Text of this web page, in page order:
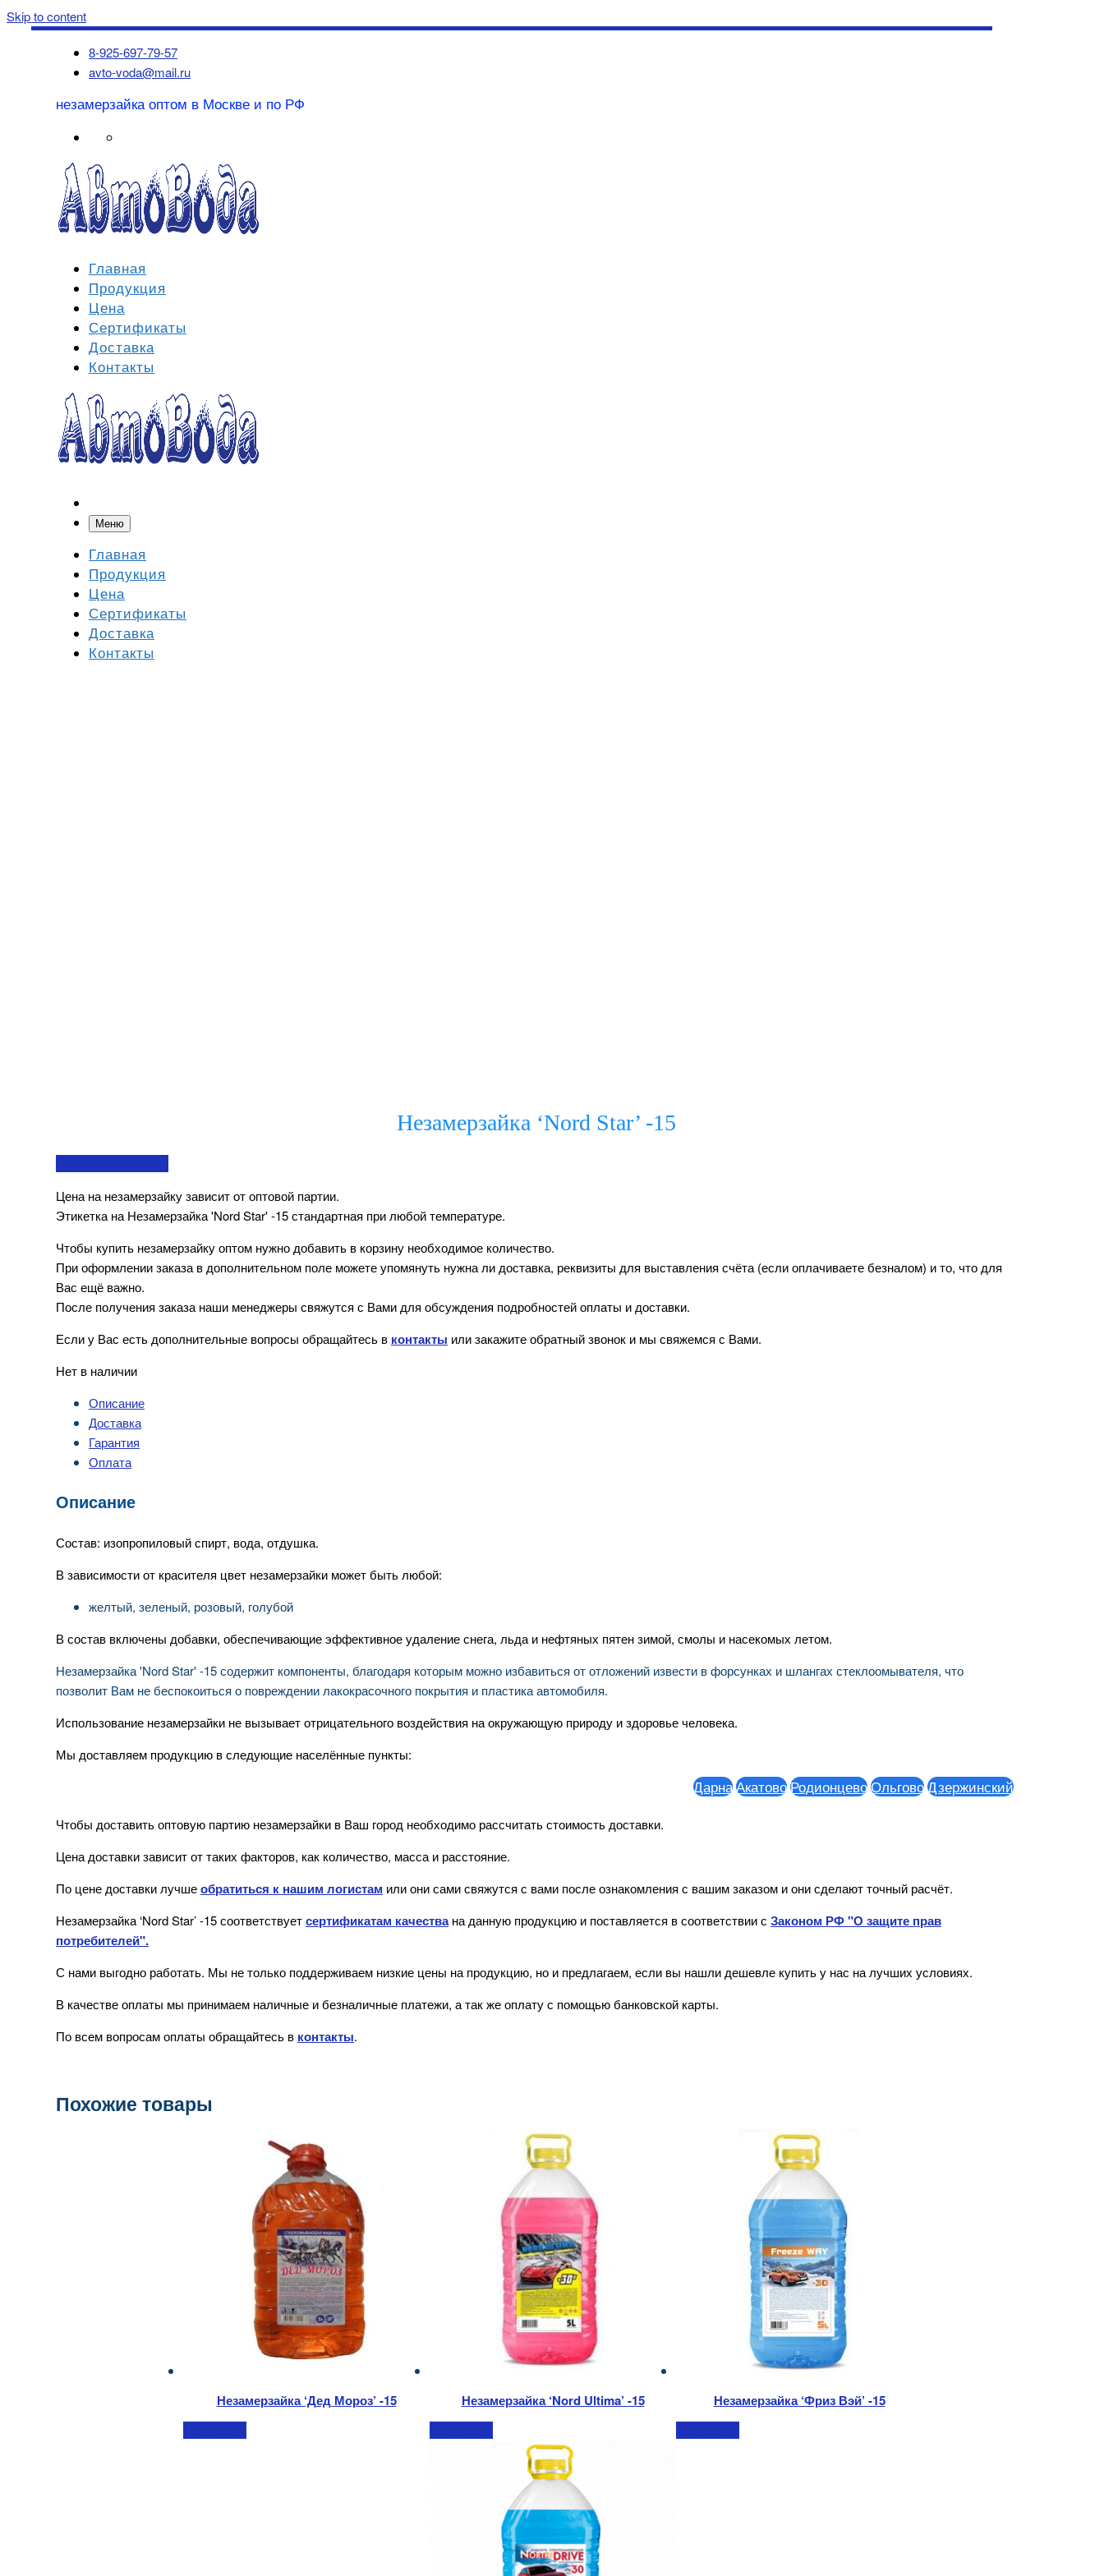
Skip to content
8-925-697-79-57
avto-voda@mail.ru
незамерзайка оптом в Москве и по РФ
Главная
Продукция
Цена
Сертификаты
Доставка
Контакты
Меню
Главная
Продукция
Цена
Сертификаты
Доставка
Контакты
Незамерзайка ‘Nord Star’ -15
Цена на незамерзайку зависит от оптовой партии.
Этикетка на Незамерзайка 'Nord Star' -15 стандартная при любой температуре.
Чтобы купить незамерзайку оптом нужно добавить в корзину необходимое количество.
При оформлении заказа в дополнительном поле можете упомянуть нужна ли доставка, реквизиты для выставления счёта (если оплачиваете безналом) и то, что для
Вас ещё важно.
После получения заказа наши менеджеры свяжутся с Вами для обсуждения подробностей оплаты и доставки.
Если у Вас есть дополнительные вопросы обращайтесь в контакты или закажите обратный звонок и мы свяжемся с Вами.
Нет в наличии
Описание
Доставка
Гарантия
Оплата
Описание
Состав: изопропиловый спирт, вода, отдушка.
В зависимости от красителя цвет незамерзайки может быть любой:
желтый, зеленый, розовый, голубой
В состав включены добавки, обеспечивающие эффективное удаление снега, льда и нефтяных пятен зимой, смолы и насекомых летом.
Незамерзайка 'Nord Star' -15 содержит компоненты, благодаря которым можно избавиться от отложений извести в форсунках и шлангах стеклоомывателя, что
позволит Вам не беспокоиться о повреждении лакокрасочного покрытия и пластика автомобиля.
Использование незамерзайки не вызывает отрицательного воздействия на окружающую природу и здоровье человека.
Мы доставляем продукцию в следующие населённые пункты:
ДарнаАкатовоРодионцевоОльговоДзержинскийПешково
Чтобы доставить оптовую партию незамерзайки в Ваш город необходимо рассчитать стоимость доставки.
Цена доставки зависит от таких факторов, как количество, масса и расстояние.
По цене доставки лучшеобратиться к нашим логистам или они сами свяжутся с вами после ознакомления с вашим заказом и они сделают точный расчёт.
Незамерзайка ‘Nord Star’ -15соответствуетсертификатам качествана данную продукцию и поставляется в соответствии с Законом РФ "О защите прав
потребителей".
С нами выгодно работать. Мы не только поддерживаем низкие цены на продукцию, но и предлагаем, если вы нашли дешевле купить у нас на лучших условиях.
В качестве оплаты мы принимаем наличные и безналичные платежи, а так же оплату с помощью банковской карты.
По всем вопросам оплаты обращайтесь в контакты.
Похожие товары
Незамерзайка ‘Дед Мороз’ -15 Незамерзайка ‘Nord Ultima’ -15 Незамерзайка ‘Фриз Вэй’ -15